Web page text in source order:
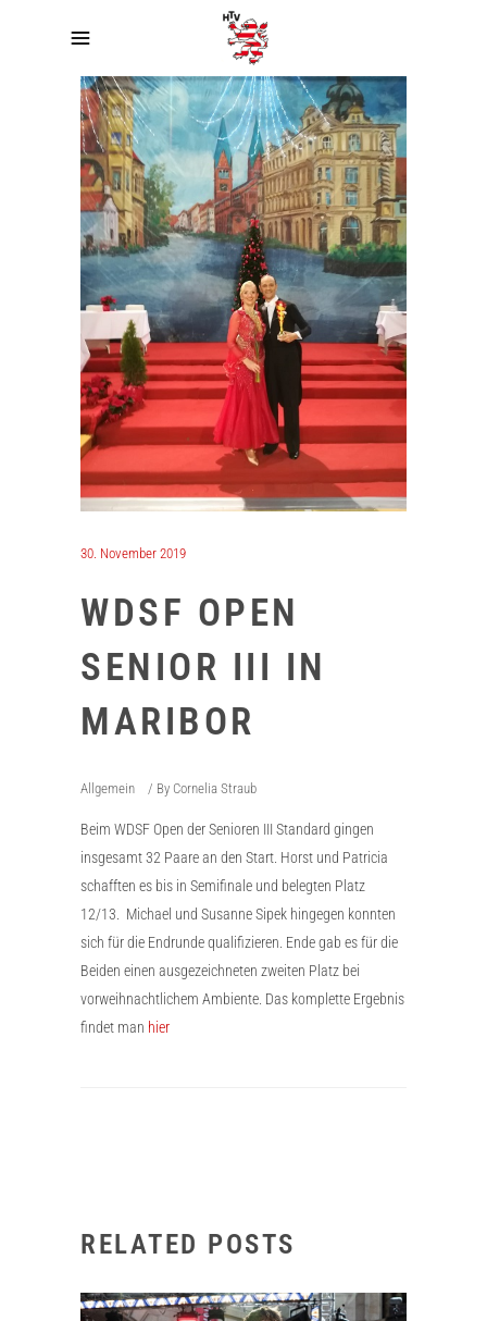
30. November 2019
WDSF OPEN
SENIOR III IN
MARIBOR
Allgemein By Cornelia Straub
Beim WDSF Open der Senioren III Standard gingen
insgesamt 32 Paare an den Start. Horst und Patricia
schafften es bis in Semifinale und belegten Platz
12/13. Michael und Susanne Sipek hingegen konnten
sich für die Endrunde qualifizieren. Ende gab es für die
Beiden einen ausgezeichneten zweiten Platz bei
vorweihnachtlichem Ambiente. Das komplette Ergebnis
findet man hier
RELATED POSTS